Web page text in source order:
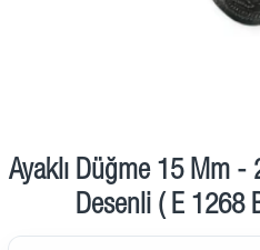
Ayaklı Düğme 15 Mm -
Desenli ( E 1268